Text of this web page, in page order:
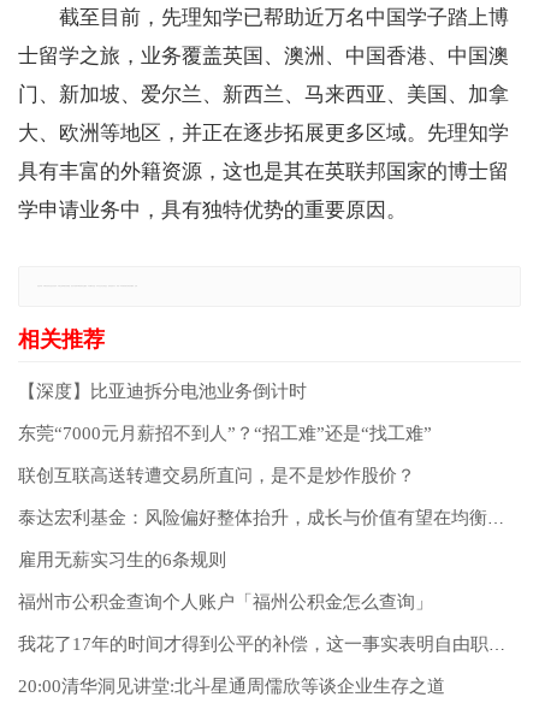
截至目前，先理知学已帮助近万名中国学子踏上博
士留学之旅，业务覆盖英国、澳洲、中国香港、中国澳
门、新加坡、爱尔兰、新西兰、马来西亚、美国、加拿
大、欧洲等地区，并正在逐步拓展更多区域。先理知学
具有丰富的外籍资源，这也是其在英联邦国家的博士留
学申请业务中，具有独特优势的重要原因。
【深度】比亚迪拆分电池业务倒计时
东莞“7000元月薪招不到人”？“招工难”还是“找工难”
联创互联高送转遭交易所直问，是不是炒作股价？
泰达宏利基金：风险偏好整体抬升，成长与价值有望在均衡中同步走强
雇用无薪实习生的6条规则
福州市公积金查询个人账户「福州公积金怎么查询」
我花了17年的时间才得到公平的补偿，这一事实表明自由职业者并不害怕使用他们的法律力量
20:00清华洞见讲堂:北斗星通周儒欣等谈企业生存之道